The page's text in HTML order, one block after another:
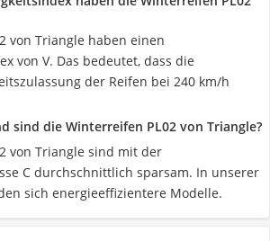
von Triangle haben einen
von V. Das bedeutet, dass die
der Reifen bei 240 km/h
sind die Winterreifen PL02 von Triangle?
von Triangle sind mit der
C durchschnittlich sparsam. In unserer
sich energieeffizientere Modelle.